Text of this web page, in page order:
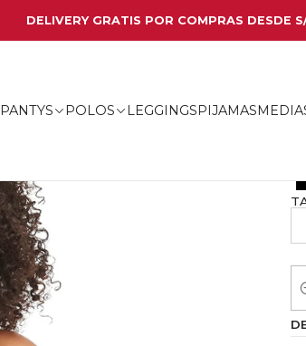
DELIVERY GRATIS POR COMPRAS DESDE
PANTYS POLOS LEGGINGSPIJAMAS |